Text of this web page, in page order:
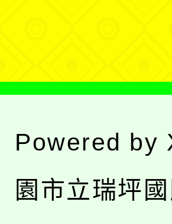
Powered by
園市立瑞坪